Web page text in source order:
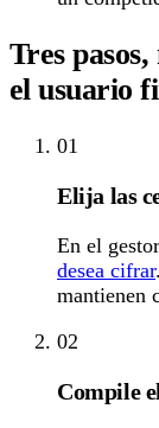
Tres
el usuario
01
Elija las
En el
desea cifrar
mantienen
02
Compile